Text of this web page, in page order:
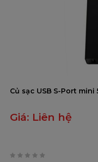
Củ sạc USB S-Port
Giá: Liên hệ